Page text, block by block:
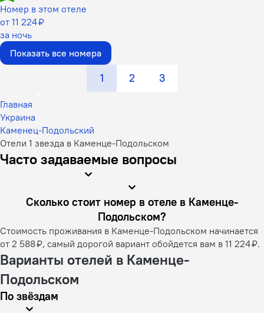
Номер в этом отеле
от 11 224 ₽
за ночь
Показать все номера
1 2 3
Главная
Украина
Каменец-Подольский
Отели 1 звезда в Каменце-Подольском
Часто задаваемые вопросы
Сколько стоит номер в отеле в Каменце-
Подольском?
Стоимость проживания в Каменце-Подольском начинается
от 2 588 ₽, самый дорогой вариант обойдется вам в 11 224 ₽.
Варианты отелей в Каменце-
Подольском
По звёздам